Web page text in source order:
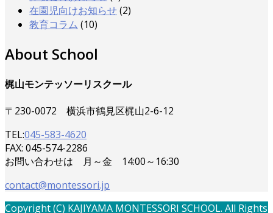
在園児向けお知らせ(2)
教育コラム (10)
About School
梶山モンテッソーリスクール
〒230-0072 横浜市鶴見区梶山2-6-12
TEL:045-583-4620
FAX: 045-574-2286
お問い合わせは 月～金 14:00～16:30
contact@montessori.jp
Copyright (C) KAJIYAMA MONTESSORI SCHOOL. All Rights